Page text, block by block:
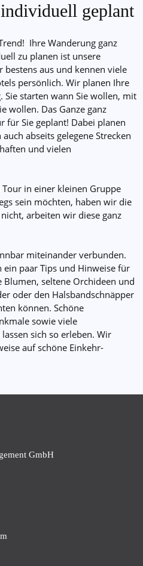
geplant
Ihre Wanderung ganz
zu planen ist unsere
aus und kennen viele
persönlich. Wir planen Ihre
Sie starten wann Sie wollen, mit
wollen. Das Ganze ganz
Sie geplant! Dabei planen
abseits gelegene Strecken
und vielen
in einer kleinen Gruppe
sein möchten, haben wir die
arbeiten wir diese ganz
miteinander verbunden.
paar Tips und Hinweise für
Blumen, seltene Orchideen und
oder den Halsbandschnäpper
können. Schöne
sowie viele
sich so erleben. Wir
auf schöne Einkehr-
GmbH